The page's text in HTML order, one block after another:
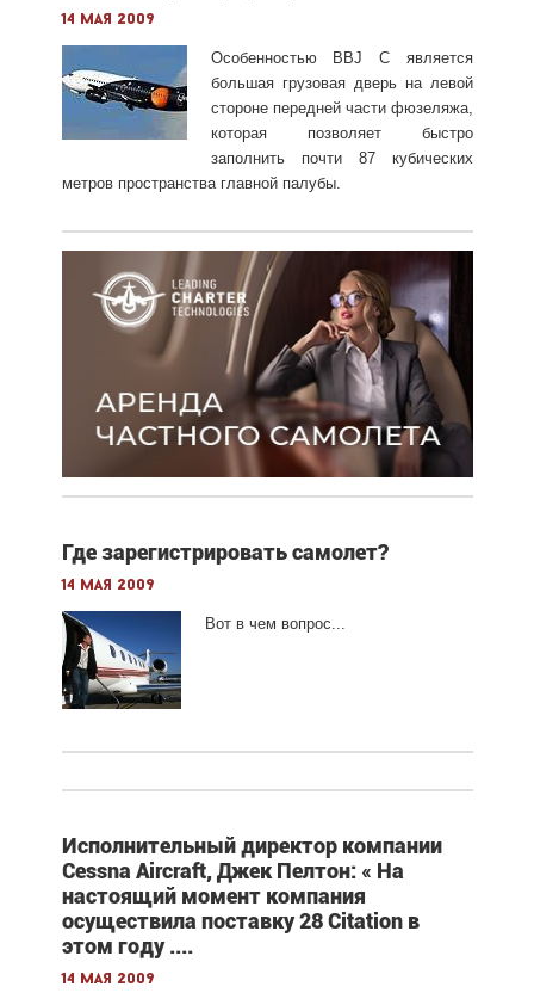
14 мая 2009
Особенностью BBJ C является
большая грузовая дверь на левой
стороне передней части фюзеляжа,
которая позволяет быстро
заполнить почти 87 кубических
метров пространства главной палубы.
Где зарегистрировать самолет?
14 мая 2009
Вот в чем вопрос...
Исполнительный директор компании
Cessna Aircraft, Джек Пелтон: « На
настоящий момент компания
осуществила поставку 28 Citation в
этом году ....
14 мая 2009